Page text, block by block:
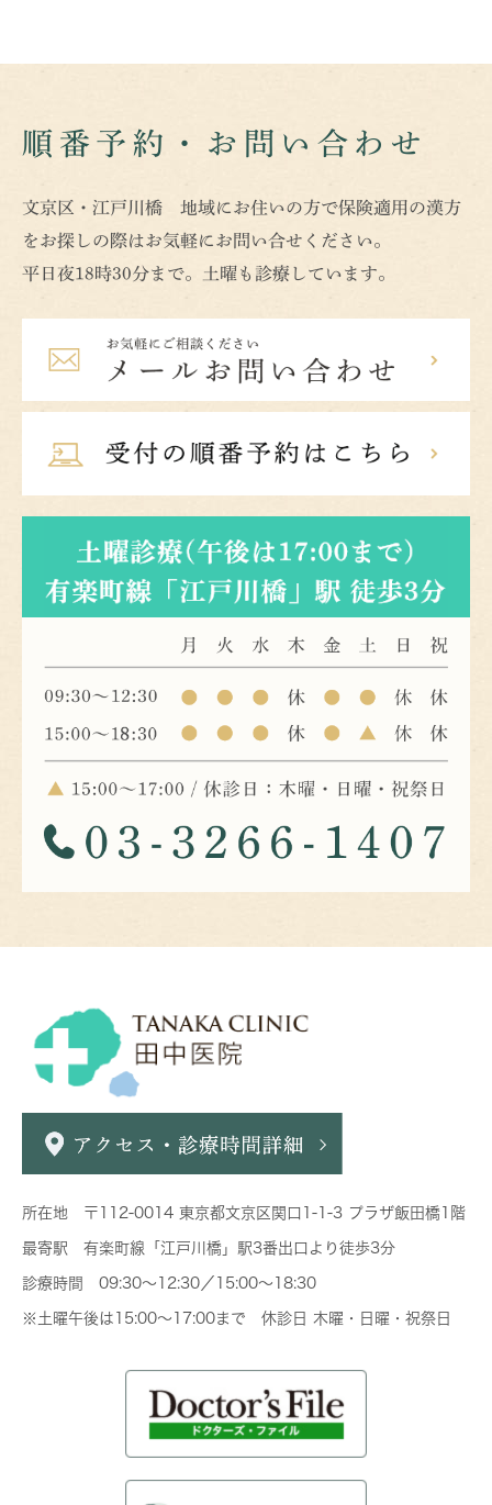
順番予約・お問い合わせ
文京区・江戸川橋 地域にお住いの方で保険適用の漢方
をお探しの際はお気軽にお問い合せください。
平日夜18時30分まで。土曜も診療しています。
所在地 〒112-0014 東京都文京区関口1-1-3 プラザ飯田橋1階
最寄駅 有楽町線「江戸川橋」駅3番出口より徒歩3分
診療時間 09:30～12:30／15:00～18:30
※土曜午後は15:00～17:00まで 休診日 木曜・日曜・祝祭日